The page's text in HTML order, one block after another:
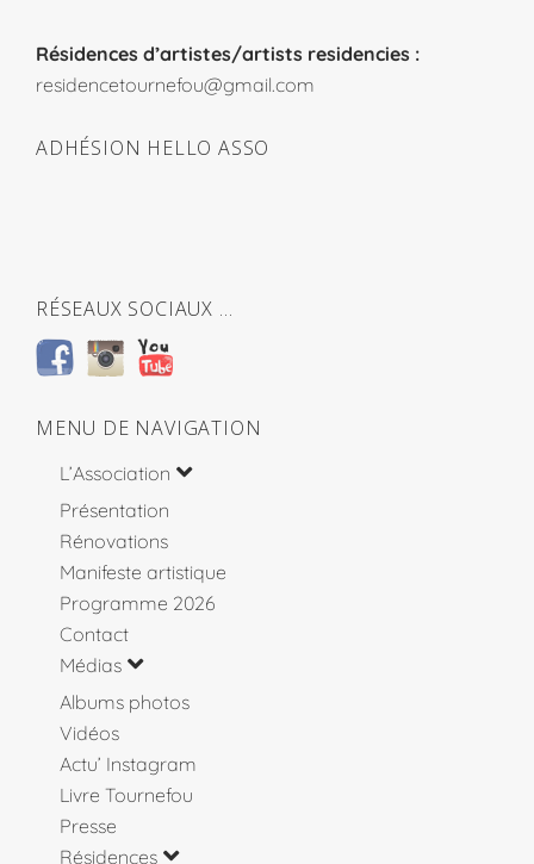
Résidences d’artistes/artists residencies :
residencetournefou@gmail.com
ADHÉSION HELLO ASSO
RÉSEAUX SOCIAUX …
MENU DE NAVIGATION
L’Association
Présentation
Rénovations
Manifeste artistique
Programme 2026
Contact
Médias
Albums photos
Vidéos
Actu’ Instagram
Livre Tournefou
Presse
Résidences